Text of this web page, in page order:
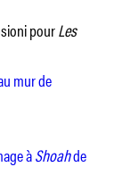
pourLes
mur de
àShoahde